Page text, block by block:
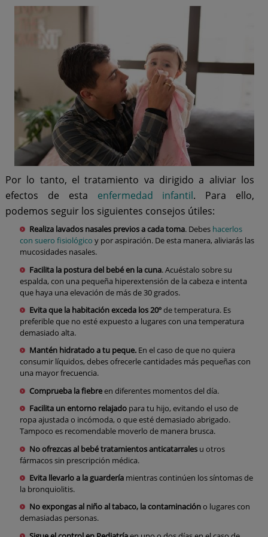
Por lo tanto, el tratamiento va dirigido a aliviar los
efectos de esta enfermedad infantil. Para ello,
podemos seguir los siguientes consejos útiles:
Realiza lavados nasales previos a cada toma. Debes hacerlos
con suero fisiológico y por aspiración. De esta manera, aliviarás las
mucosidades nasales.
Facilita la postura del bebé en la cuna. Acuéstalo sobre su
espalda, con una pequeña hiperextensión de la cabeza e intenta
que haya una elevación de más de 30 grados.
Evita que la habitación exceda los 20ºde temperatura. Es
preferible que no esté expuesto a lugares con una temperatura
demasiado alta.
Mantén hidratado a tu peque. En el caso de que no quiera
consumir líquidos, debes ofrecerle cantidades más pequeñas con
una mayor frecuencia.
Comprueba la fiebreen diferentes momentos del día.
Facilita un entorno relajadopara tu hijo, evitando el uso de
ropa ajustada o incómoda, o que esté demasiado abrigado.
Tampoco es recomendable moverlo de manera brusca.
No ofrezcas al bebé tratamientos anticatarralesu otros
fármacos sin prescripción médica.
Evita llevarlo a la guarderíamientras continúen los síntomas de
la bronquiolitis.
No expongas al niño al tabaco, la contaminacióno lugares con
demasiadas personas.